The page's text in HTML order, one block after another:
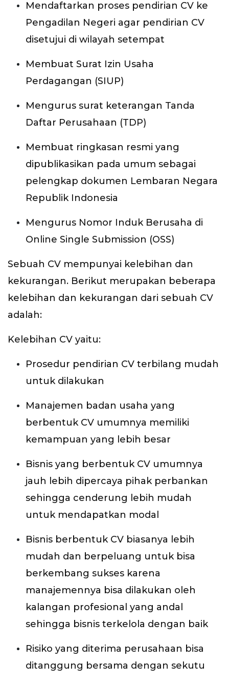
Mendaftarkan proses pendirian CV ke
Pengadilan Negeri agar pendirian CV
disetujui di wilayah setempat
Membuat Surat Izin Usaha
Perdagangan (SIUP)
Mengurus surat keterangan Tanda
Daftar Perusahaan (TDP)
Membuat ringkasan resmi yang
dipublikasikan pada umum sebagai
pelengkap dokumen Lembaran Negara
Republik Indonesia
Mengurus Nomor Induk Berusaha di
Online Single Submission (OSS)
Sebuah CV mempunyai kelebihan dan
kekurangan. Berikut merupakan beberapa
kelebihan dan kekurangan dari sebuah CV
adalah:
Kelebihan CV yaitu:
Prosedur pendirian CV terbilang mudah
untuk dilakukan
Manajemen badan usaha yang
berbentuk CV umumnya memiliki
kemampuan yang lebih besar
Bisnis yang berbentuk CV umumnya
jauh lebih dipercaya pihak perbankan
sehingga cenderung lebih mudah
untuk mendapatkan modal
Bisnis berbentuk CV biasanya lebih
mudah dan berpeluang untuk bisa
berkembang sukses karena
manajemennya bisa dilakukan oleh
kalangan profesional yang andal
sehingga bisnis terkelola dengan baik
Risiko yang diterima perusahaan bisa
ditanggung bersama dengan sekutu